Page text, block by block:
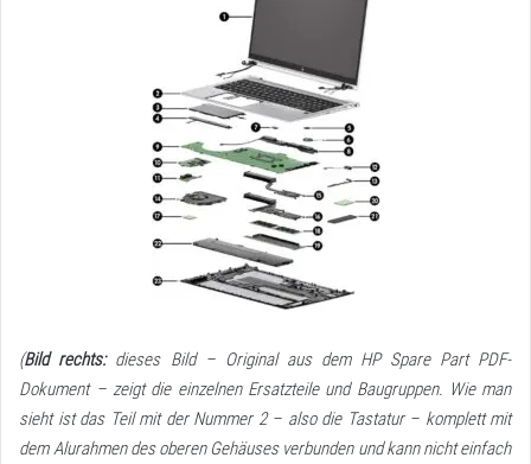
(Bild rechts:dieses Bild – Original aus dem HP Spare Part PDF-
Dokument – zeigt die einzelnen Ersatzteile und Baugruppen. Wie man
sieht ist das Teil mit der Nummer 2 – also die Tastatur – komplett mit
dem Alurahmen des oberen Gehäuses verbunden und kann nicht einfach